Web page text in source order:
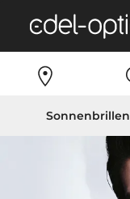
Sonnenbrillen